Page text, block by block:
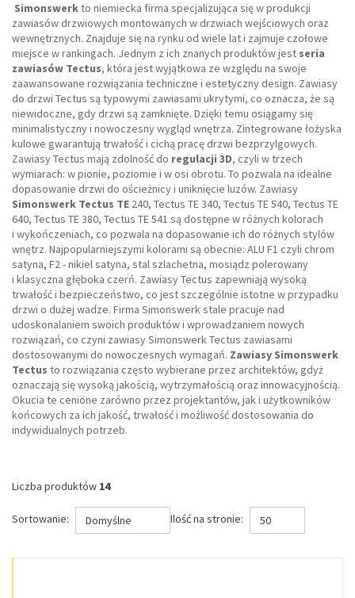
Simonswerkto niemiecka firma specjalizująca się w produkcji
zawiasów drzwiowych montowanych w drzwiach wejściowych oraz
wewnętrznych. Znajduje się na rynku od wiele lat i zajmuje czołowe
miejsce w rankingach. Jednym z ich znanych produktów jest seria
zawiasów Tectus, która jest wyjątkowa ze względu na swoje
zaawansowane rozwiązania techniczne i estetyczny design. Zawiasy
do drzwi Tectus są typowymi zawiasami ukrytymi, co oznacza, że są
niewidoczne, gdy drzwi są zamknięte. Dzięki temu osiągamy się
minimalistyczny i nowoczesny wygląd wnętrza. Zintegrowane łożyska
kulowe gwarantują trwałość i cichą pracę drzwi bezprzylgowych.
Zawiasy Tectus mają zdolność do regulacji 3D, czyli w trzech
wymiarach: w pionie, poziomie i w osi obrotu. To pozwala na idealne
dopasowanie drzwi do ościeżnicy i uniknięcie luzów. Zawiasy
Simonswerk Tectus TE 240, Tectus TE 340, Tectus TE 540, Tectus TE
640, Tectus TE 380, Tectus TE 541 są dostępne w różnych kolorach
i wykończeniach, co pozwala na dopasowanie ich do różnych stylów
wnętrz. Najpopularniejszymi kolorami są obecnie: ALU F1 czyli chrom
satyna, F2 - nikiel satyna, stal szlachetna, mosiądz polerowany
i klasyczna głęboka czerń. Zawiasy Tectus zapewniają wysoką
trwałość i bezpieczeństwo, co jest szczególnie istotne w przypadku
drzwi o dużej wadze. Firma Simonswerk stale pracuje nad
udoskonalaniem swoich produktów i wprowadzaniem nowych
rozwiązań, co czyni zawiasy Simonswerk Tectus zawiasami
dostosowanymi do nowoczesnych wymagań. Zawiasy Simonswerk
Tectus to rozwiązania często wybierane przez architektów, gdyż
oznaczają się wysoką jakością, wytrzymałością oraz innowacyjnością.
Okucia te cenione zarówno przez projektantów, jak i użytkowników
końcowych za ich jakość, trwałość i możliwość dostosowania do
indywidualnych potrzeb.
Liczba produktów 14
Sortowanie: Domyślne Ilość na stronie: 50